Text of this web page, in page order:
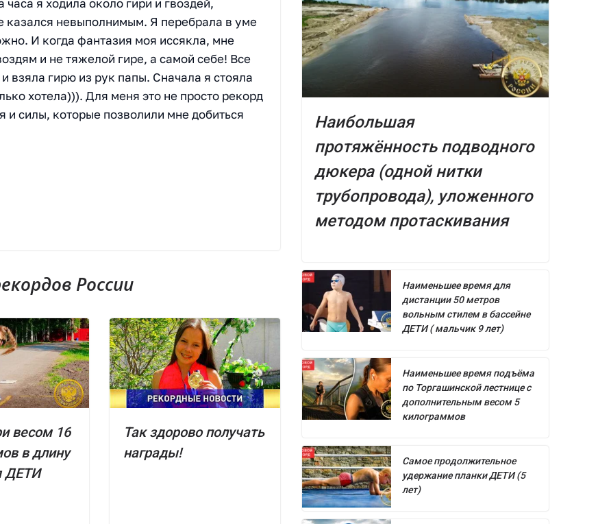
я ходила около гири и гвоздей,
казался невыполнимым. Я перебрала в уме
И когда фантазия моя иссякла, мне
и не тяжелой гире, а самой себе! Все
взяла гирю из рук папы. Сначала я стояла
хотела))). Для меня это не просто рекорд
и силы, которые позволили мне добиться
России
весом 16
в длину
ДЕТИ
Так здорово получать
награды!
Наибольшая
протяжённость подводного
дюкера (одной нитки
трубопровода), уложенного
методом протаскивания
Наименьшее время для
дистанции 50 метров
вольным стилем в бассейне
ДЕТИ ( мальчик 9 лет)
Наименьшее время подъёма
по Торгашинской лестнице с
дополнительным весом 5
килограммов
Самое продолжительное
удержание планки ДЕТИ (5
лет)